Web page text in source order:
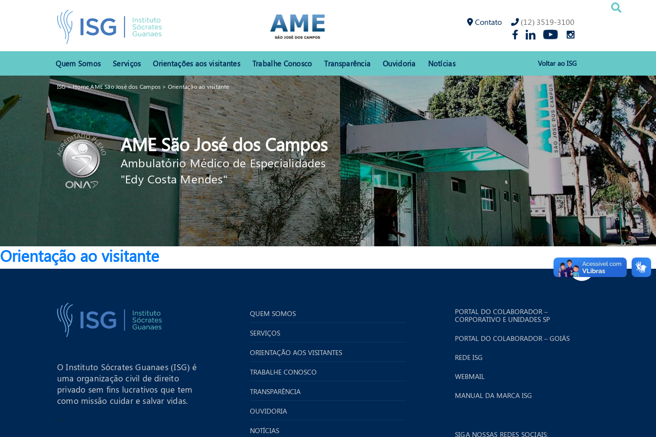
Contato (12) 3519-3100
Quem Somos Serviços Orientações aos visitantes Trabalhe Conosco Transparência Ouvidoria Notícias Voltar ao ISG
ISG>Home AME São José dos Campos > Orientação ao visitante
AME São José dos Campos
Ambulatório Médico de Especialidades
"Edy Costa Mendes"
Orientação ao visitante
O Instituto Sócrates Guanaes (ISG) é
uma organização civil de direito
privado sem fins lucrativos que tem
como missão cuidar e salvar vidas.
>
QUEM SOMOS
SERVIÇOS
ORIENTAÇÃO AOS VISITANTES
TRABALHE CONOSCO
TRANSPARÊNCIA
OUVIDORIA
NOTÍCIAS
PORTAL DO COLABORADOR –
CORPORATIVO E UNIDADES SP
PORTAL DO COLABORADOR – GOIÁS
REDE ISG
WEBMAIL
MANUAL DA MARCA ISG
SIGA NOSSAS REDES SOCIAIS: